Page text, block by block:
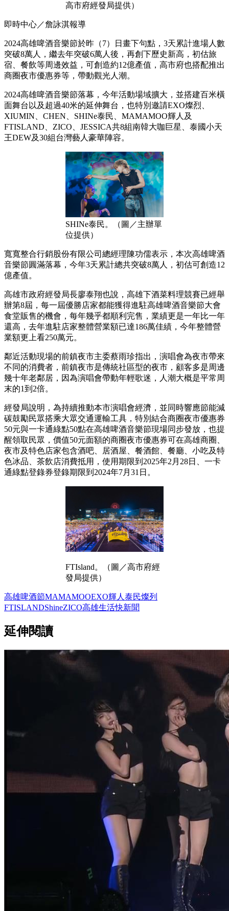
高市府經發局提供）
即時中心／詹詠淇報導
2024高雄啤酒音樂節於昨（7）日畫下句點，3天累計進場人數
突破8萬人，繼去年突破6萬人後，再創下歷史新高，初估旅
宿、餐飲等周邊效益，可創造約12億產值，高市府也搭配推出
商圈夜市優惠券等，帶動觀光人潮。
2024高雄啤酒音樂節落幕，今年活動場域擴大，並搭建百米橫
面舞台以及超過40米的延伸舞台，也特別邀請EXO燦烈、
XIUMIN、CHEN、SHINe泰民、MAMAMOO輝人及
FTISLAND、ZICO、JESSICA共8組南韓大咖巨星、泰國小天
王DEW及30組台灣藝人豪華陣容。
SHINe泰民。（圖／主辦單
位提供）
寬寬整合行銷股份有限公司總經理陳功儒表示，本次高雄啤酒
音樂節圓滿落幕，今年3天累計總共突破8萬人，初估可創造12
億產值。
高雄市政府經發局長廖泰翔也說，高雄下酒菜料理競賽已經舉
辦第8屆，每一屆優勝店家都能獲得進駐高雄啤酒音樂節大會
食堂販售的機會，每年幾乎都順利完售，業績更是一年比一年
還高，去年進駐店家整體營業額已達186萬佳績，今年整體營
業額更上看250萬元。
鄰近活動現場的前鎮夜市主委蔡雨珍指出，演唱會為夜市帶來
不同的消費者，前鎮夜市是傳統社區型的夜市，顧客多是周邊
幾十年老鄰居，因為演唱會帶動年輕歌迷，人潮大概是平常周
末的1到2倍。
經發局說明，為持續推動本市演唱會經濟，並同時響應節能減
碳鼓勵民眾搭乘大眾交通運輸工具，特別結合商圈夜市優惠券
50元與一卡通綠點50點在高雄啤酒音樂節現場同步發放，也提
醒領取民眾，價值50元面額的商圈夜市優惠券可在高雄商圈、
夜市及特色店家包含酒吧、居酒屋、餐酒館、餐廳、小吃及特
色冰品、茶飲店消費抵用，使用期限到2025年2月28日、一卡
通綠點登錄券登錄期限到2024年7月31日。
FTIsland。（圖／高市府經
發局提供）
高雄啤酒節MAMAMOOEXO輝人 泰民燦列
FTISLANDShineZICO高雄生活快新聞
延伸閱讀